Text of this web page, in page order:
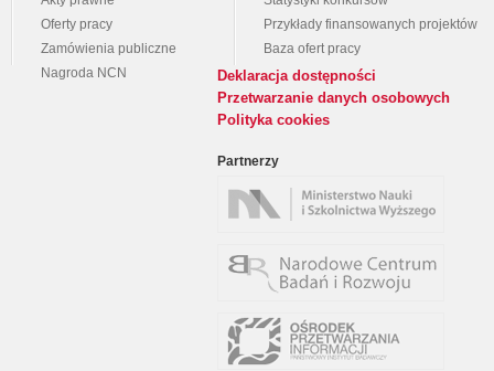
Oferty pracy
Zamówienia publiczne
Nagroda NCN
Przykłady finansowanych projektów
Baza ofert pracy
Deklaracja dostępności
Przetwarzanie danych osobowych
Polityka cookies
Partnerzy